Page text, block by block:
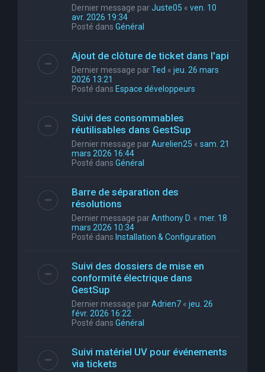
Dernier message parJuste05 « ven. 10
avr. 2026 19:34
Posté dans Général
Ajout de clôture de ticket dans l'api
Dernier message parTed « jeu. 26 mars
2026 13:21
Posté dans Espace développeurs
Suivi des consommables
réutilisables dans GestSup
Dernier message parAurelien25 « sam. 21
mars 2026 16:44
Posté dans Général
Barre de séparation des
résolutions
Dernier message parAnthony D. « mer. 18
mars 2026 10:34
Posté dans Installation & Configuration
Suivi des dossiers de mise en
conformité électrique dans
GestSup
Dernier message parAdrien7 « jeu. 26
févr. 2026 16:22
Posté dans Général
Suivi matériel UV pour événements
via tickets